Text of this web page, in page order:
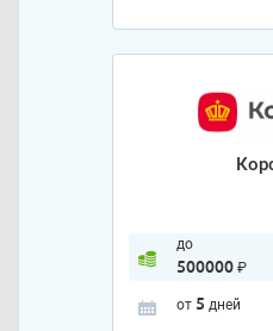
до
500000₽
от 5 дней